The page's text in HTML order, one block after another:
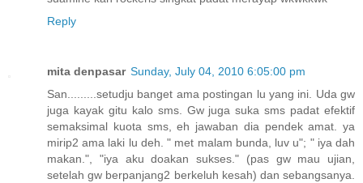
Reply
mita denpasar Sunday, July 04, 2010 6:05:00 pm
San.........setudju banget ama postingan lu yang ini. Uda gw
juga kayak gitu kalo sms. Gw juga suka sms padat efektif
semaksimal kuota sms, eh jawaban dia pendek amat. ya
mirip2 ama laki lu deh. " met malam bunda, luv u"; " iya dah
makan.", "iya aku doakan sukses." (pas gw mau ujian,
setelah gw berpanjang2 berkeluh kesah) dan sebangsanya.